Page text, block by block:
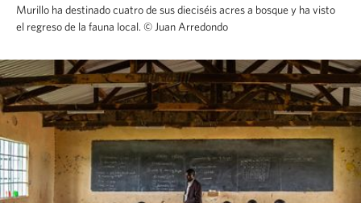
Murillo ha destinado cuatro de sus dieciséis acres a bosque y ha visto
el regreso de la fauna local. © Juan Arredondo